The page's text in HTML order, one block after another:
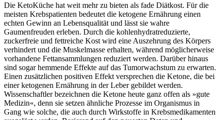
Die KetoKüche hat weit mehr zu bieten als fade Diätkost. Für die
meisten Krebspatienten bedeutet die ketogene Ernährung einen
echten Gewinn an Lebensqualität und lässt sie wahre
Gaumenfreuden erleben. Durch die kohlenhydratreduzierte,
zuckerfreie und fettreiche Kost wird eine Auszehrung des Körpers
verhindert und die Muskelmasse erhalten, während möglicherweise
vorhandene Fettansammlungen reduziert werden. Darüber hinaus
sind sogar hemmende Effekte auf das Tumorwachstum zu erwarten.
Einen zusätzlichen positiven Effekt versprechen die Ketone, die bei
einer ketogenen Ernährung in der Leber gebildet werden.
Wissenschaftler bezeichnen die Ketone heute ganz offen als »gute
Medizin«, denn sie setzen ähnliche Prozesse im Organismus in
Gang wie solche, die auch durch Wirkstoffe in Krebsmedikamenten